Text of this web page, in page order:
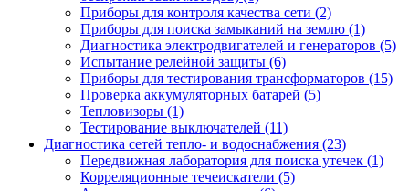
Приборы для контроля качества сети (2)
Приборы для поиска замыканий на землю (1)
Диагностика электродвигателей и генераторов (5)
Испытание релейной защиты (6)
Приборы для тестирования трансформаторов (15)
Проверка аккумуляторных батарей (5)
Тепловизоры (1)
Тестирование выключателей (11)
Диагностика сетей тепло- и водоснабжения (23)
Передвижная лаборатория для поиска утечек (1)
Корреляционные течеискатели (5)